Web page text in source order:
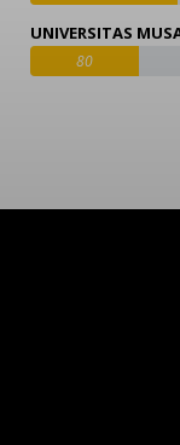
UNIVERSITAS
80